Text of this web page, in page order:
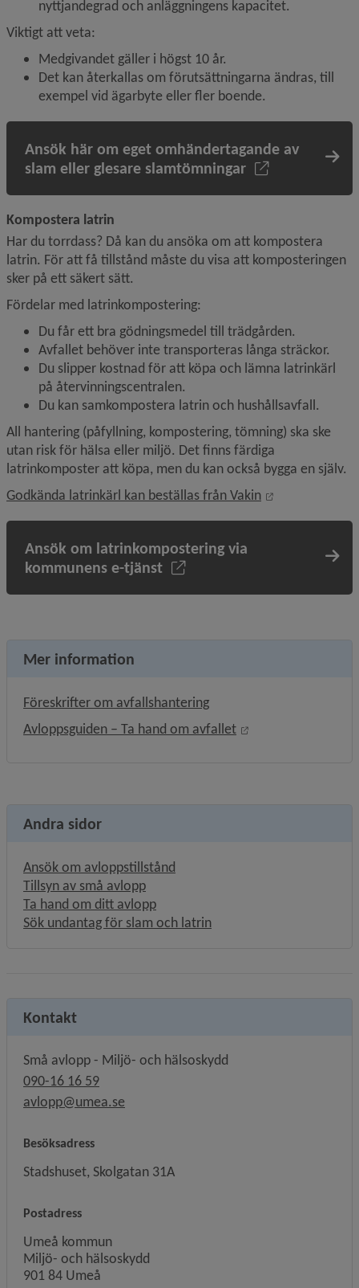
nyttjandegrad och anläggningens kapacitet.
Viktigt att veta:
Medgivandet gäller i högst 10 år.
Det kan återkallas om förutsättningarna ändras, till
exempel vid ägarbyte eller fler boende.
Ansök här om eget omhändertagande av
slam eller glesare slamtömningar
Kompostera latrin
Har du torrdass? Då kan du ansöka om att kompostera
latrin. För att få tillstånd måste du visa att komposteringen
sker på ett säkert sätt.
Fördelar med latrinkompostering:
Du får ett bra gödningsmedel till trädgården.
Avfallet behöver inte transporteras långa sträckor.
Du slipper kostnad för att köpa och lämna latrinkärl
på återvinningscentralen.
Du kan samkompostera latrin och hushållsavfall.
All hantering (påfyllning, kompostering, tömning) ska ske
utan risk för hälsa eller miljö. Det finns färdiga
latrinkomposter att köpa, men du kan också bygga en själv.
Godkända latrinkärl kan beställas från Vakin
Länk till
Ansök om latrinkompostering via
kommunens e-tjänst
Mer information
Föreskrifter om avfallshantering
Avloppsguiden – Ta hand om avfallet
Länk till annan
Andra sidor
Ansök om avloppstillstånd
Tillsyn av små avlopp
Ta hand om ditt avlopp
Sök undantag för slam och latrin
Kontakt
Små avlopp - Miljö- och hälsoskydd
090-16 16 59
avlopp@umea.se
Besöksadress
Stadshuset, Skolgatan 31A
Postadress
Umeå kommun
Miljö- och hälsoskydd
901 84 Umeå